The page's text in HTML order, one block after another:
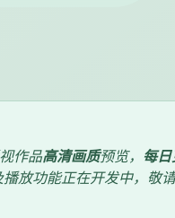
作品高清画质预览， 每
放功能正在开发中，敬